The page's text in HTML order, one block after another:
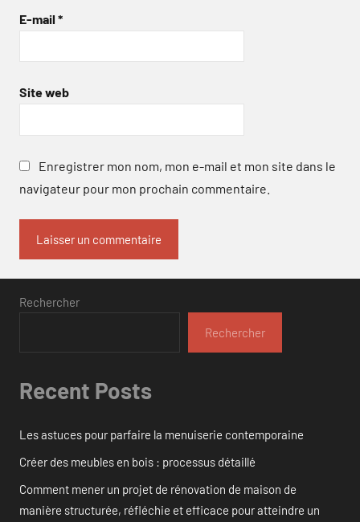
E-mail *
Site web
Enregistrer mon nom, mon e-mail et mon site dans le
navigateur pour mon prochain commentaire.
Rechercher
Rechercher
Recent Posts
Les astuces pour parfaire la menuiserie contemporaine
Créer des meubles en bois : processus détaillé
Comment mener un projet de rénovation de maison de
manière structurée, réfléchie et efficace pour atteindre un